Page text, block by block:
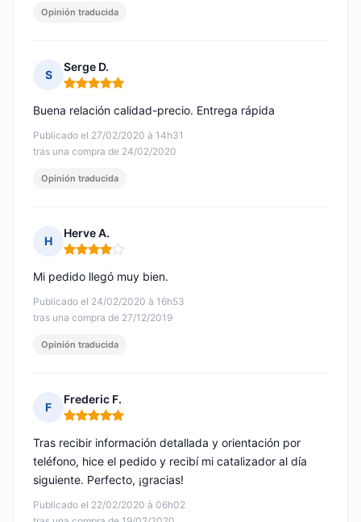
Opinión traducida
S
Serge D.
Nota: 5 de 5
Publicado el 27/02/2020 à 14h31
tras una compra de 24/02/2020
Buena relación calidad-precio. Entrega rápida
Opinión traducida
H
Herve A.
Nota: 4 de 5
Publicado el 24/02/2020 à 16h53
tras una compra de 27/12/2019
Mi pedido llegó muy bien.
Opinión traducida
F
Frederic F.
Nota: 5 de 5
Publicado el 22/02/2020 à 06h02
Tras recibir información detallada y orientación por
teléfono, hice el pedido y recibí mi catalizador al día
siguiente. Perfecto, ¡gracias!